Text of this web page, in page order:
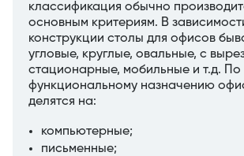
классификация обычно
основным критериям. В
конструкции столы для офисов
угловые, круглые, овальные, с
стационарные, мобильные и т.д. По
функциональному назначению
делятся на:
компьютерные;
письменные;